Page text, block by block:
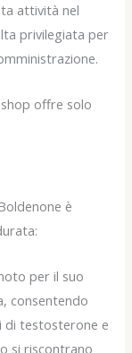
attività nel
privilegiata per
offre solo
è
per il suo
consentendo
di testosterone e
si riscontrano